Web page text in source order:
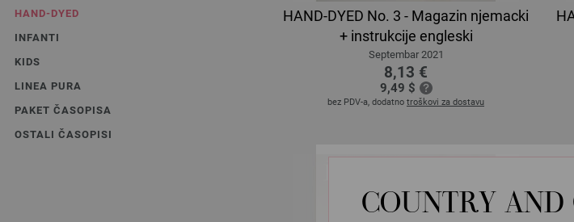
COUNTRY AND
HAND-DYED
INFANTI
KIDS
LINEA PURA
PAKET ČASOPISA
OSTALI ČASOPISI
HAND-DYED No. 3 - Magazin njemacki
+ instrukcije engleski
Septembar 2021
8,13 €
9,49 $
bez PDV-a, dodatno troškovi za dostavu